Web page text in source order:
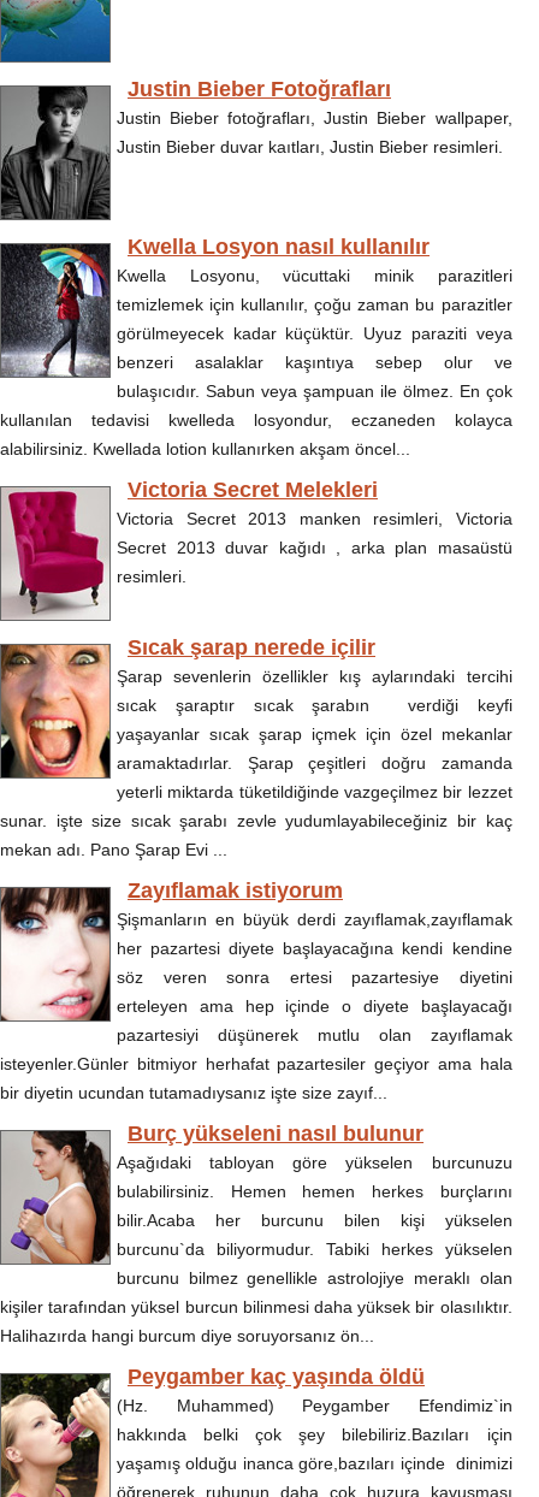
Justin Bieber Fotoğrafları
Justin Bieber fotoğrafları, Justin Bieber wallpaper,
Justin Bieber duvar kaıtları, Justin Bieber resimleri.
Kwella Losyon nasıl kullanılır
Kwella Losyonu, vücuttaki minik parazitleri
temizlemek için kullanılır, çoğu zaman bu parazitler
görülmeyecek kadar küçüktür. Uyuz paraziti veya
benzeri asalaklar kaşıntıya sebep olur ve
bulaşıcıdır. Sabun veya şampuan ile ölmez. En çok
kullanılan tedavisi kwelleda losyondur, eczaneden kolayca
alabilirsiniz. Kwellada lotion kullanırken akşam öncel...
Victoria Secret Melekleri
Victoria Secret 2013 manken resimleri, Victoria
Secret 2013 duvar kağıdı , arka plan masaüstü
resimleri.
Sıcak şarap nerede içilir
Şarap sevenlerin özellikler kış aylarındaki tercihi
sıcak şaraptır sıcak şarabın verdiği keyfi
yaşayanlar sıcak şarap içmek için özel mekanlar
aramaktadırlar. Şarap çeşitleri doğru zamanda
yeterli miktarda tüketildiğinde vazgeçilmez bir lezzet
sunar. işte size sıcak şarabı zevle yudumlayabileceğiniz bir kaç
mekan adı. Pano Şarap Evi ...
Zayıflamak istiyorum
Şişmanların en büyük derdi zayıflamak,zayıflamak
her pazartesi diyete başlayacağına kendi kendine
söz veren sonra ertesi pazartesiye diyetini
erteleyen ama hep içinde o diyete başlayacağı
pazartesiyi düşünerek mutlu olan zayıflamak
isteyenler.Günler bitmiyor herhafat pazartesiler geçiyor ama hala
bir diyetin ucundan tutamadıysanız işte size zayıf...
Burç yükseleni nasıl bulunur
Aşağıdaki tabloyan göre yükselen burcunuzu
bulabilirsiniz. Hemen hemen herkes burçlarını
bilir.Acaba her burcunu bilen kişi yükselen
burcunu`da biliyormudur. Tabiki herkes yükselen
burcunu bilmez genellikle astrolojiye meraklı olan
kişiler tarafından yüksel burcun bilinmesi daha yüksek bir olasılıktır.
Halihazırda hangi burcum diye soruyorsanız ön...
Peygamber kaç yaşında öldü
(Hz. Muhammed) Peygamber Efendimiz`in
hakkında belki çok şey bilebiliriz.Bazıları için
yaşamış olduğu inanca göre,bazıları içinde dinimizi
öğrenerek ruhunun daha çok huzura kavuşması